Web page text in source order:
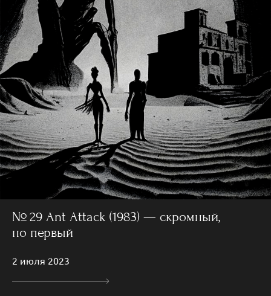
№ 29 Ant Attack (1983) — скромный,
но первый
2 июля 2023